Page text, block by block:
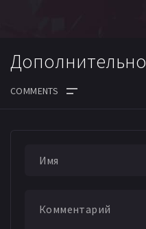
Дополнительно